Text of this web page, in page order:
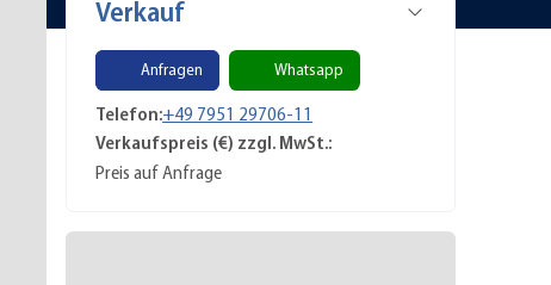
Verkauf
Anfragen Whatsapp
Telefon:+49 7951 29706-11
Verkaufspreis (€) zzgl. MwSt.:
Preis auf Anfrage